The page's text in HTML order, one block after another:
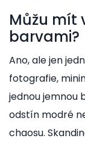
Můžu mít
barvami?
Ano, ale jen
fotografie,
jednou jemnou
odstín modré
chaosu.